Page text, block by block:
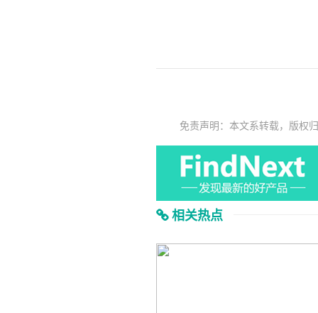
免责声明：本文系转载，版权
相关热点